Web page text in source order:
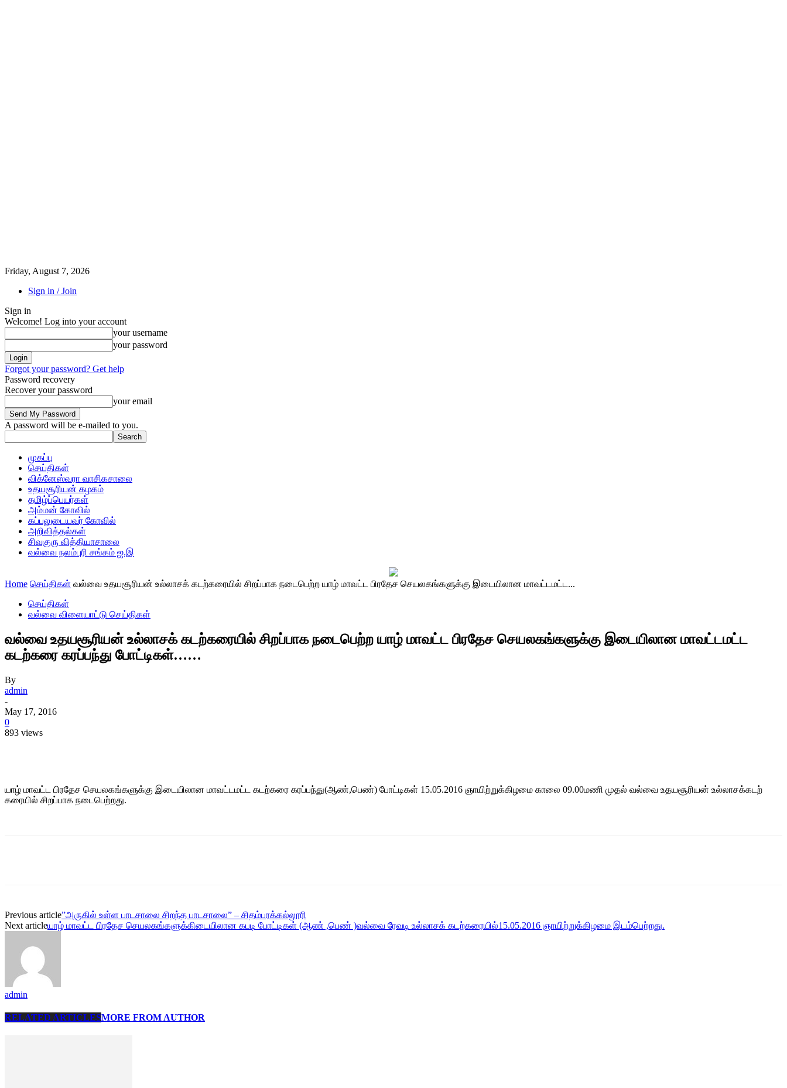
Friday, August 7, 2026
Sign in / Join
Sign in
Welcome! Log into your account
your username
your password
Forgot your password? Get help
Password recovery
Recover your password
your email
A password will be e-mailed to you.
முகப்பு
செய்திகள்
விக்னேஸ்வரா வாசிகசாலை
உதயசூரியன் கழகம்
தமிழ்ப்பெயர்கள்
அம்மன் கோவில்
கப்பலுடையவர் கோவில்
அறிவித்தல்கள்
சிவகுரு வித்தியாசாலை
வல்வை நலம்புரி சங்கம் ஐ.இ
Home செய்திகள் வல்வை உதயசூரியன் உல்லாசக் கடற்கரையில் சிறப்பாக நடைபெற்ற யாழ் மாவட்ட பிரதேச செயலகங்களுக்கு இடையிலான மாவட்டமட்ட...
செய்திகள்
வல்வை விளையாட்டு செய்திகள்
வல்வை உதயசூரியன் உல்லாசக் கடற்கரையில் சிறப்பாக நடைபெற்ற யாழ் மாவட்ட பிரதேச செயலகங்களுக்கு இடையிலான மாவட்டமட்ட
கடற்கரை கரப்பந்து போட்டிகள்……
By
admin
-
May 17, 2016
0
893 views
யாழ் மாவட்ட பிரதேச செயலகங்களுக்கு இடையிலான மாவட்டமட்ட கடற்கரை கரப்பந்து(ஆண்,பெண்) போட்டிகள் 15.05.2016 ஞாயிற்றுக்கிழமை காலை 09.00மணி முதல் வல்வை உதயசூரியன் உல்லாசக்கடற்
கரையில் சிறப்பாக நடைபெற்றது.
Previous article”அருகில் உள்ள பாடசாலை சிறந்த பாடசாலை” – சிதம்பரக்கல்லூரி
Next articleயாழ் மாவட்ட பிரதேச செயலகங்களுக்கிடையிலான கபடி போட்டிகள் (ஆண் ,பெண் )வல்வை ரேவடி உல்லாசக் கடற்கரையில்15.05.2016 ஞாயிற்றுக்கிழமை இடம்பெற்றது.
admin
RELATED ARTICLESMORE FROM AUTHOR